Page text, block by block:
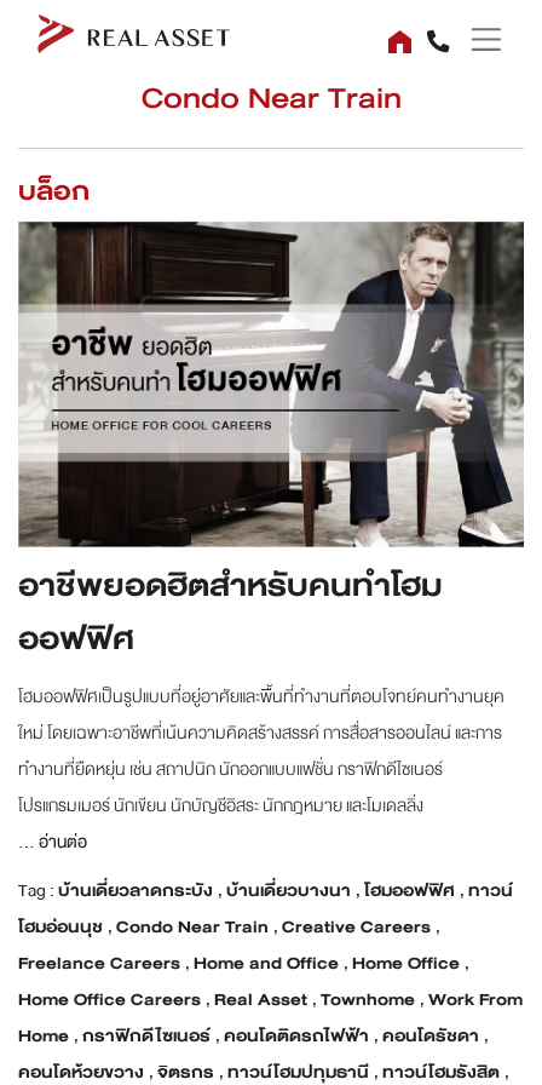
Condo Near Train
บล็อก
อาชีพยอดฮิตสำหรับคนทำโฮม
ออฟฟิศ
โฮมออฟฟิศเป็นรูปแบบที่อยู่อาศัยและพื้นที่ทำงานที่ตอบโจทย์คนทำงานยุค
ใหม่ โดยเฉพาะอาชีพที่เน้นความคิดสร้างสรรค์ การสื่อสารออนไลน์ และการ
ทำงานที่ยืดหยุ่น เช่น สถาปนิก นักออกแบบแฟชั่น กราฟิกดีไซเนอร์
โปรแกรมเมอร์ นักเขียน นักบัญชีอิสระ นักกฎหมาย และโมเดลลิ่ง
... อ่านต่อ
Tag :บ้านเดี่ยวลาดกระบัง ,บ้านเดี่ยวบางนา ,โฮมออฟฟิศ ,ทาวน์
โฮมอ่อนนุช ,Condo Near Train ,Creative Careers ,
Freelance Careers ,Home and Office ,Home Office ,
Home Office Careers ,Real Asset ,Townhome ,Work From
Home ,กราฟิกดีไซเนอร์ ,คอนโดติดรถไฟฟ้า ,คอนโดรัชดา ,
คอนโดห้วยขวาง ,จิตรกร ,ทาวน์โฮมปทุมธานี ,ทาวน์โฮมรังสิต ,